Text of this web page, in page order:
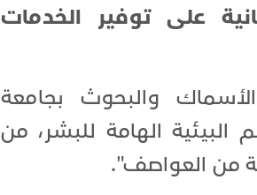
على توفير الخدمات
والبحوث بجامعة
البيئية الهامة للبشر، من
من العواصف".